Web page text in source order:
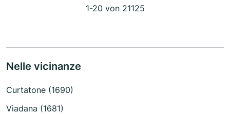
1-20 von 21125
Nelle vicinanze
Curtatone (1690)
Viadana (1681)